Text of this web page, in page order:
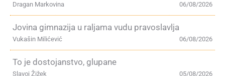
06/08/2026
Dragan Markovina
Jovina gimnazija u raljama vudu pravoslavlja
06/08/2026
Vukašin Milićević
To je dostojanstvo, glupane
05/08/2026
Slavoj Žižek